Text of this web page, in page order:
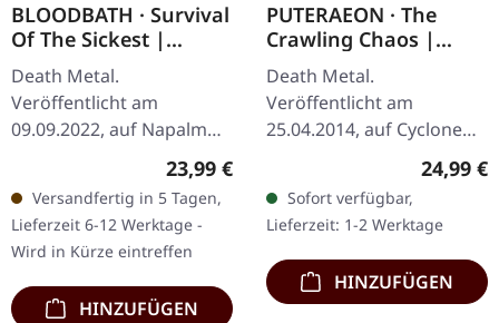
BLOODBATH · Survival
Of The Sickest |
BLACK LP
Death Metal.
Veröffentlicht am
09.09.2022, auf Napalm
Records. Schwarzes Vinyl
"Survival Of The Sickest"
zeigt Bloodbath, wie sie…
Regulärer Preis:
23,99 €
Versandfertig in 5 Tagen,
Lieferzeit 6-12 Werktage -
Wird in Kürze eintreffen
HINZUFÜGEN
PUTERAEON · The
Crawling Chaos |
DARK GREEN LP
Death Metal.
Veröffentlicht am
25.04.2014, auf Cyclone
Empire. Dunkelgrünes
Vinyl. Standard-Cover.
Limitiert auf 300
handnummerierte
Exemplare. Was…
24,99 €
Sofort verfügbar,
Lieferzeit: 1-2 Werktage
HINZUFÜGEN